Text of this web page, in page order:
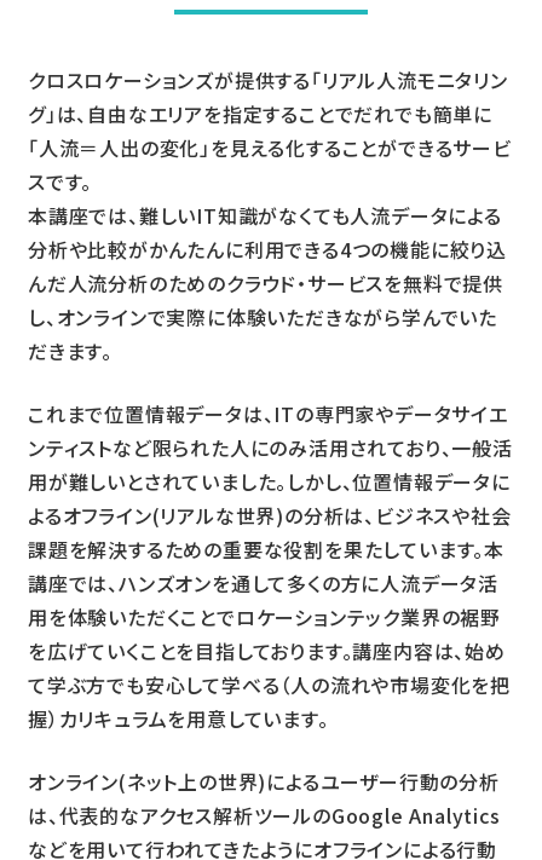
クロスロケーションズが提供する「リアル人流モニタリン
グ」は、自由なエリアを指定することでだれでも簡単に
「人流＝人出の変化」を見える化することができるサービ
スです。
本講座では、難しいIT知識がなくても人流データによる
分析や比較がかんたんに利用できる4つの機能に絞り込
んだ人流分析のためのクラウド・サービスを無料で提供
し、オンラインで実際に体験いただきながら学んでいた
だきます。
これまで位置情報データは、ITの専門家やデータサイエ
ンティストなど限られた人にのみ活用されており、一般活
用が難しいとされていました。しかし、位置情報データに
よるオフライン(リアルな世界)の分析は、ビジネスや社会
課題を解決するための重要な役割を果たしています。本
講座では、ハンズオンを通して多くの方に人流データ活
用を体験いただくことでロケーションテック業界の裾野
を広げていくことを目指しております。講座内容は、始め
て学ぶ方でも安心して学べる（人の流れや市場変化を把
握）カリキュラムを用意しています。
オンライン(ネット上の世界)によるユーザー行動の分析
は、代表的なアクセス解析ツールのGoogle Analytics
などを用いて行われてきたようにオフラインによる行動